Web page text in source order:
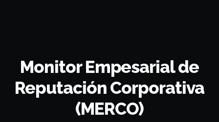
Monitor Empesarial de
Reputación Corporativa
(MERCO)